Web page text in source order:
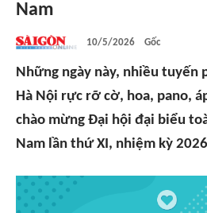
Nam
10/5/2026 Gốc
Những ngày này, nhiều tuyến
Hà Nội rực rỡ cờ, hoa, pano,
chào mừng Đại hội đại biểu
Nam lần thứ XI, nhiệm kỳ